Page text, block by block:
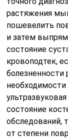
растяжения
пошевелить
и затем
состояние
кровоподтек,
болезненности
необходимости
состояние
обследований,
от степени